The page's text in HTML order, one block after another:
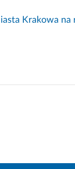
Krakowa na